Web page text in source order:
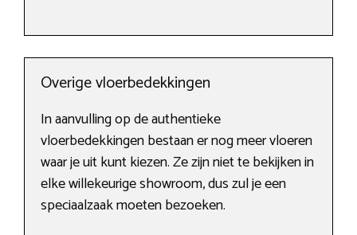
Overige vloerbedekkingen
In aanvulling op de authentieke
vloerbedekkingen bestaan er nog meer vloeren
waar je uit kunt kiezen. Ze zijn niet te bekijken in
elke willekeurige showroom, dus zul je een
speciaalzaak moeten bezoeken.